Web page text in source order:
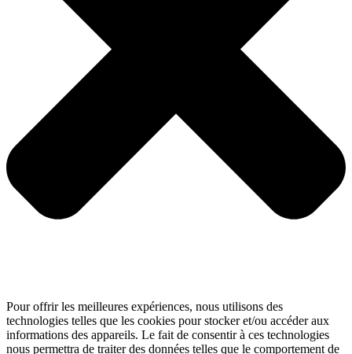
Pour offrir les meilleures expériences, nous utilisons des
technologies telles que les cookies pour stocker et/ou accéder aux
informations des appareils. Le fait de consentir à ces technologies
nous permettra de traiter des données telles que le comportement de